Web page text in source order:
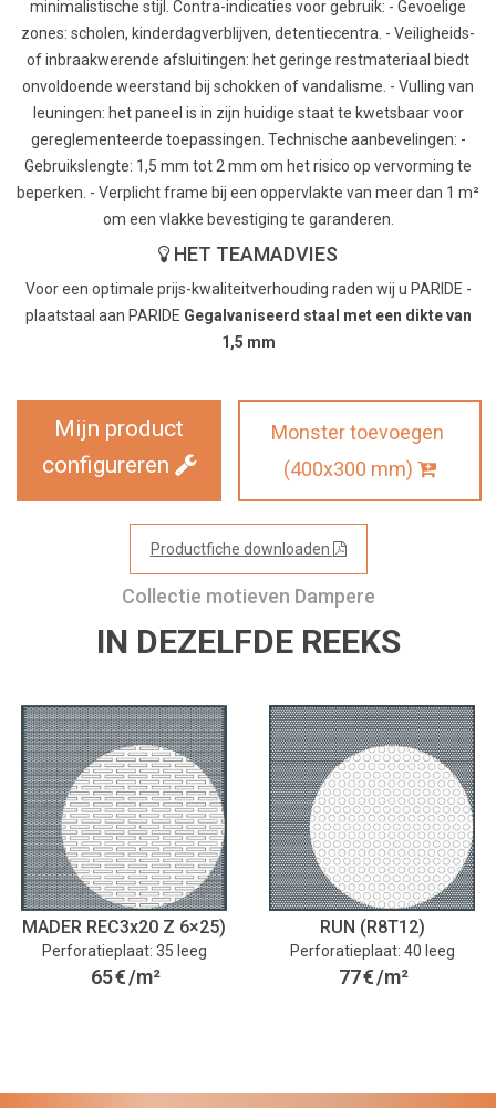
minimalistische stijl. Contra-indicaties voor gebruik: - Gevoelige
zones: scholen, kinderdagverblijven, detentiecentra. - Veiligheids-
of inbraakwerende afsluitingen: het geringe restmateriaal biedt
onvoldoende weerstand bij schokken of vandalisme. - Vulling van
leuningen: het paneel is in zijn huidige staat te kwetsbaar voor
gereglementeerde toepassingen. Technische aanbevelingen: -
Gebruikslengte: 1,5 mm tot 2 mm om het risico op vervorming te
beperken. - Verplicht frame bij een oppervlakte van meer dan 1 m²
om een vlakke bevestiging te garanderen.
HET TEAMADVIES
Voor een optimale prijs-kwaliteitverhouding raden wij u PARIDE -
plaatstaal aan PARIDE Gegalvaniseerd staal met een dikte van
1,5 mm
Mijn product
configureren
Monster toevoegen
(400x300 mm)
Productfiche downloaden
Collectie motieven Dampere
IN DEZELFDE REEKS
MADER REC3x20 Z 6×25)
Perforatieplaat: 35 leeg
65€/m²
RUN (R8T12)
Perforatieplaat: 40 leeg
77€/m²